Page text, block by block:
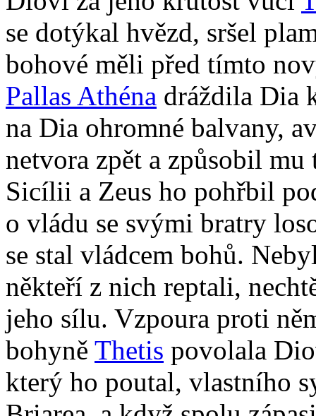
se dotýkal hvězd, sršel
bohové měli před tímto
Pallas Athéna dráždila Dia
na Dia ohromné balvany,
netvora zpět a způsobil
Sicílii a Zeus ho pohřbil
o vládu se svými bratry
se stal vládcem bohů.
někteří z nich reptali,
jeho sílu. Vzpoura proti
bohyně Thetis povolala
který ho poutal, vlastního